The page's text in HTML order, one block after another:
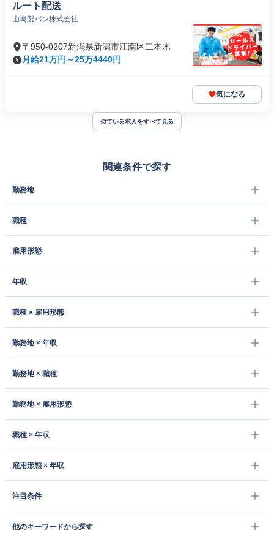
ルート配送
山崎製パン株式会社
〒950-0207新潟県新潟市江南区二本木
月給21万円～25万4440円
気になる
似ている求人をすべて見る
関連条件で探す
勤務地
職種
雇用形態
年収
職種 × 雇用形態
勤務地 × 年収
勤務地 × 職種
勤務地 × 雇用形態
職種 × 年収
雇用形態 × 年収
注目条件
他のキーワードから探す